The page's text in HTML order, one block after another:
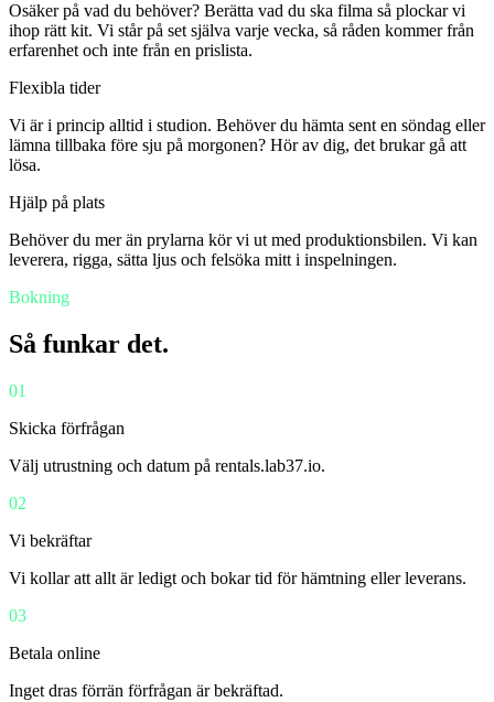
Osäker på vad du behöver? Berätta vad du ska filma så plockar vi
ihop rätt kit. Vi står på set själva varje vecka, så råden kommer från
erfarenhet och inte från en prislista.
Flexibla tider
Vi är i princip alltid i studion. Behöver du hämta sent en söndag eller
lämna tillbaka före sju på morgonen? Hör av dig, det brukar gå att
lösa.
Hjälp på plats
Behöver du mer än prylarna kör vi ut med produktionsbilen. Vi kan
leverera, rigga, sätta ljus och felsöka mitt i inspelningen.
Bokning
Så funkar det.
01
Skicka förfrågan
Välj utrustning och datum på rentals.lab37.io.
02
Vi bekräftar
Vi kollar att allt är ledigt och bokar tid för hämtning eller leverans.
03
Betala online
Inget dras förrän förfrågan är bekräftad.